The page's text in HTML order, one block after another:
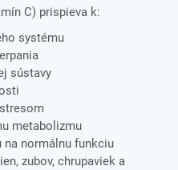
C) prispieva k:
systému
sústavy
metabolizmu
na normálnu funkciu
zubov, chrupaviek a